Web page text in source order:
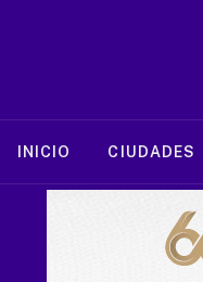
INICIO CIUDADES